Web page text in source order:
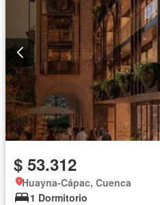
$ 53.312
Huayna-Cápac, Cuenca
1 Dormitorio